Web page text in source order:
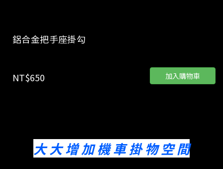
鋁合金把手座掛勾
NT$650 加入購物車
大 大 增 加 機 車 掛 物 空 間